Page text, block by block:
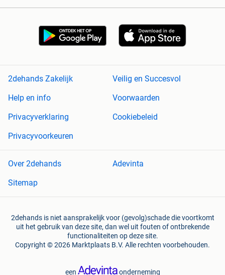
2dehands Zakelijk
Veilig en Succesvol
Help en info
Voorwaarden
Privacyverklaring
Cookiebeleid
Privacyvoorkeuren
Over 2dehands
Adevinta
Sitemap
2dehands is niet aansprakelijk voor (gevolg)schade die voortkomt
uit het gebruik van deze site, dan wel uit fouten of ontbrekende
functionaliteiten op deze site.
Copyright © 2026 Marktplaats B.V. Alle rechten voorbehouden.
een onderneming